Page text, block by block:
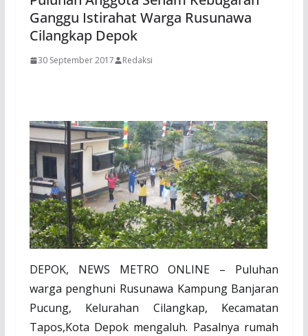
Ganggu Istirahat Warga Rusunawa
Cilangkap Depok
30 September 2017 Redaksi
DEPOK, NEWS METRO ONLINE – Puluhan
warga penghuni Rusunawa Kampung Banjaran
Pucung, Kelurahan Cilangkap, Kecamatan
Tapos,Kota Depok mengaluh. Pasalnya rumah